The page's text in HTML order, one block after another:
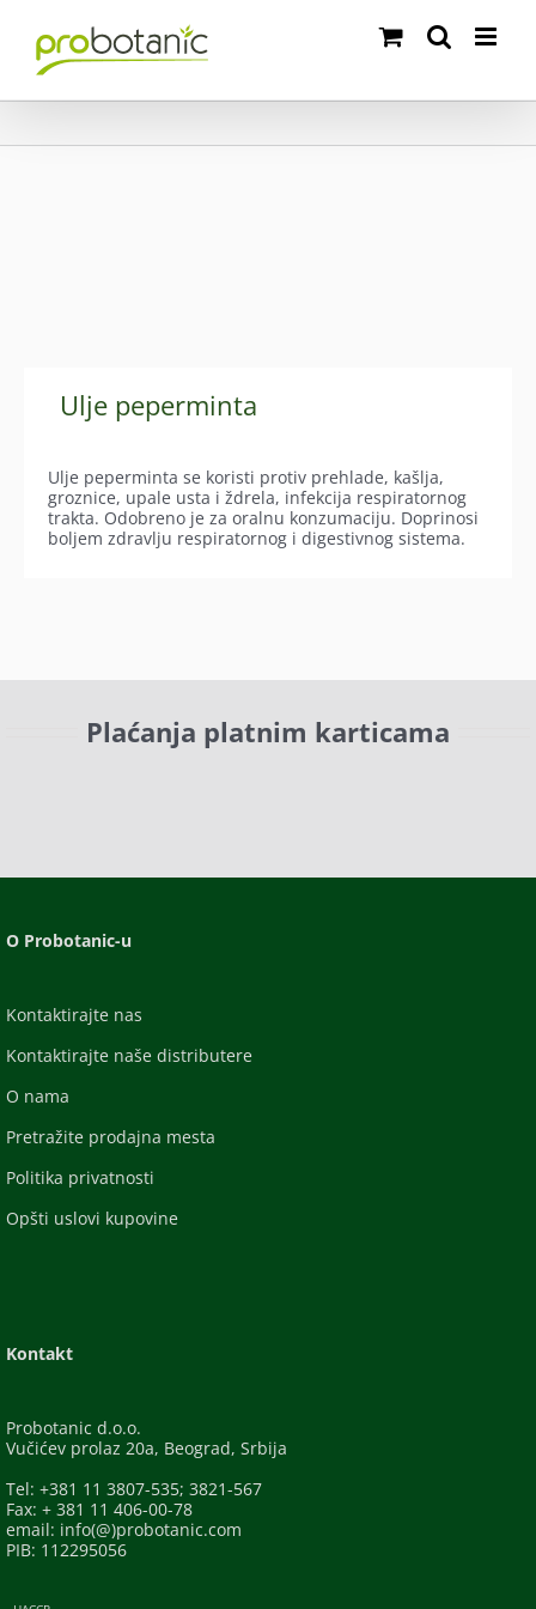
content
Ulje peperminta
Ulje peperminta se koristi protiv prehlade, kašlja,
groznice, upale usta i ždrela, infekcija respiratornog
trakta. Odobreno je za oralnu konzumaciju. Doprinosi
boljem zdravlju respiratornog i digestivnog sistema.
Plaćanja platnim karticama
O Probotanic-u
Kontaktirajte nas
Kontaktirajte naše distributere
O nama
Pretražite prodajna mesta
Politika privatnosti
Opšti uslovi kupovine
Kontakt
Probotanic d.o.o.
Vučićev prolaz 20a, Beograd, Srbija
Tel: +381 11 3807-535; 3821-567
Fax: + 381 11 406-00-78
email: info(@)probotanic.com
PIB: 112295056